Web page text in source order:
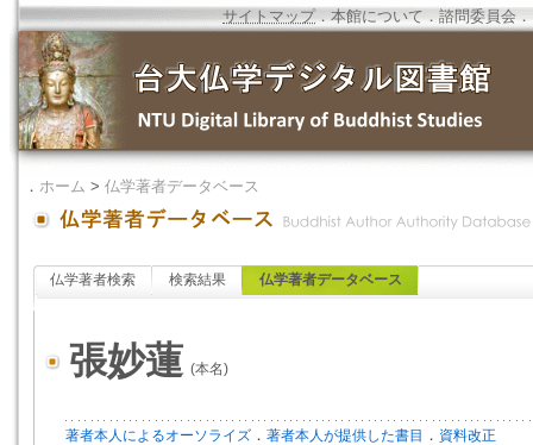
サイトマップ．本館について ．諮問委員会 ．
． ホーム > 仏学著者データベース
仏学著者検索 検索結果 仏学著者データベース
張妙蓮(本名)
著者本人によるオーソライズ ． 著者本人が提供した書目 ． 資料改正